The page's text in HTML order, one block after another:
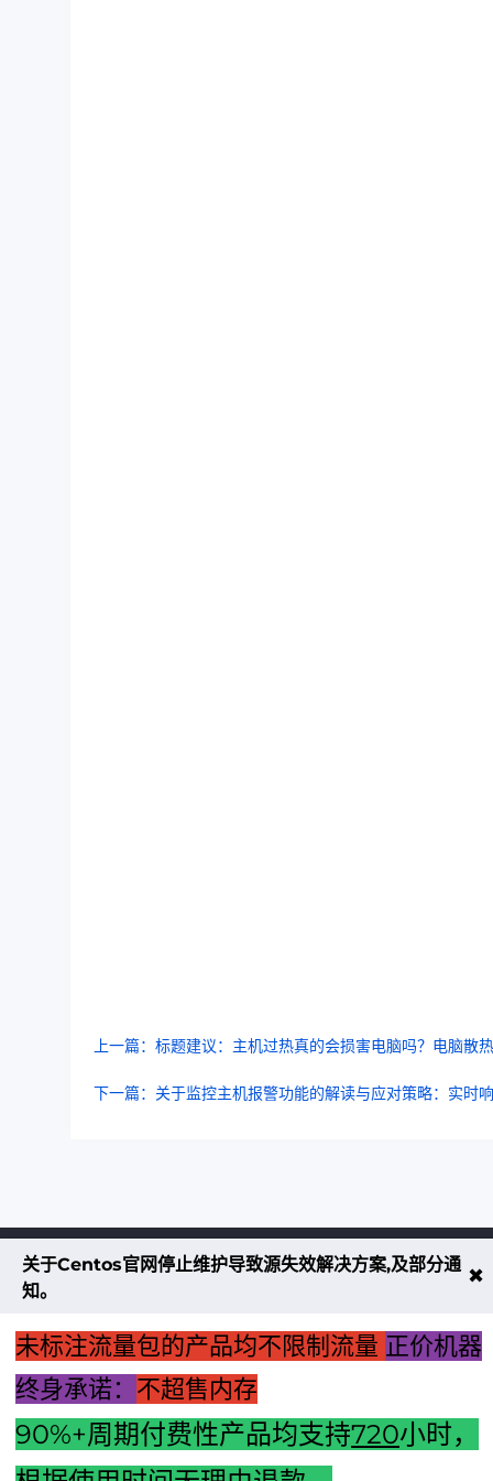
上一篇：标题建议：主机过热真的会损害电脑吗？电脑散
下一篇：关于监控主机报警功能的解读与应对策略：实时
不大创造互联致力于以最 “绿色节能” 的
了解更多
享无忧退款服务
关于Centos官网停止维护导致源失效解决方案,及部分通
知。
✖
未标注流量包的产品均不限制流量 正价机器
终身承诺： 不超售内存
90%+周期付费性产品均支持720小时，